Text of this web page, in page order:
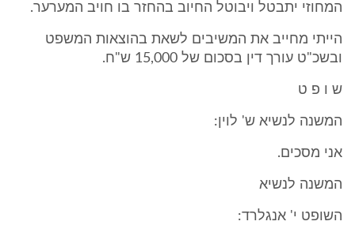
המחוזי יתבטל ויבוטל החיוב בהחזר בו חויב המערער.
הייתי מחייב את המשיבים לשאת בהוצאות המשפט
ובשכ"ט עורך דין בסכום של 15,000 ש"ח.
ש ו פ ט
המשנה לנשיא ש' לוין:
אני מסכים.
המשנה לנשיא
השופט י' אנגלרד: